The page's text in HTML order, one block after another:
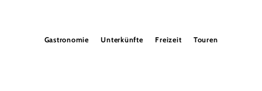
Gastronomie Unterkünfte Freizeit Touren